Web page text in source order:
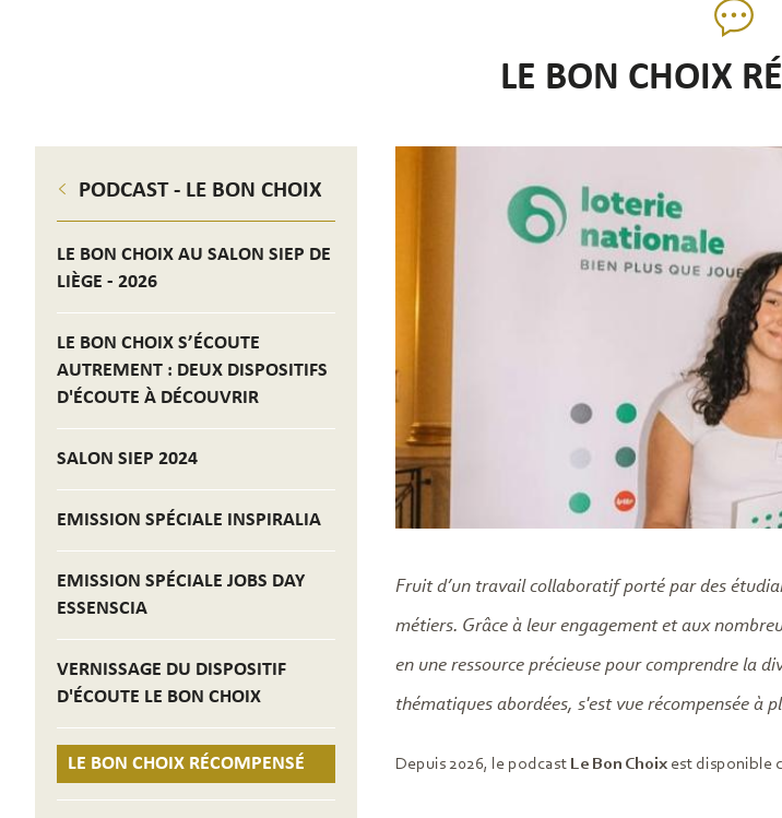
LE BON CHOIX
PODCAST - LE BON CHOIX
LE BON CHOIX AU SALON SIEP DE
LIÈGE - 2026
LE BON CHOIX S’ÉCOUTE
AUTREMENT : DEUX DISPOSITIFS
D'ÉCOUTE À DÉCOUVRIR
SALON SIEP 2024
EMISSION SPÉCIALE INSPIRALIA
EMISSION SPÉCIALE JOBS DAY
ESSENSCIA
VERNISSAGE DU DISPOSITIF
D'ÉCOUTE LE BON CHOIX
LE BON CHOIX RÉCOMPENSÉ
Fruit d’un travail collaboratif porté par des
métiers. Grâce à leur engagement et aux
en une ressource précieuse pour comprendre la
thématiques abordées, s'est vue récompensée à
Depuis 2026, le podcast Le Bon Choixest disponible